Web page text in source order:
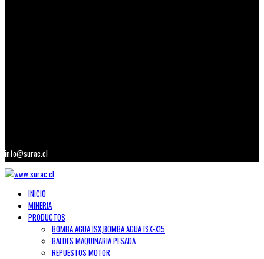
info@surac.cl
INICIO
MINERIA
PRODUCTOS
BOMBA AGUA ISX,BOMBA AGUA ISX-X15
BALDES MAQUINARIA PESADA
REPUESTOS MOTOR